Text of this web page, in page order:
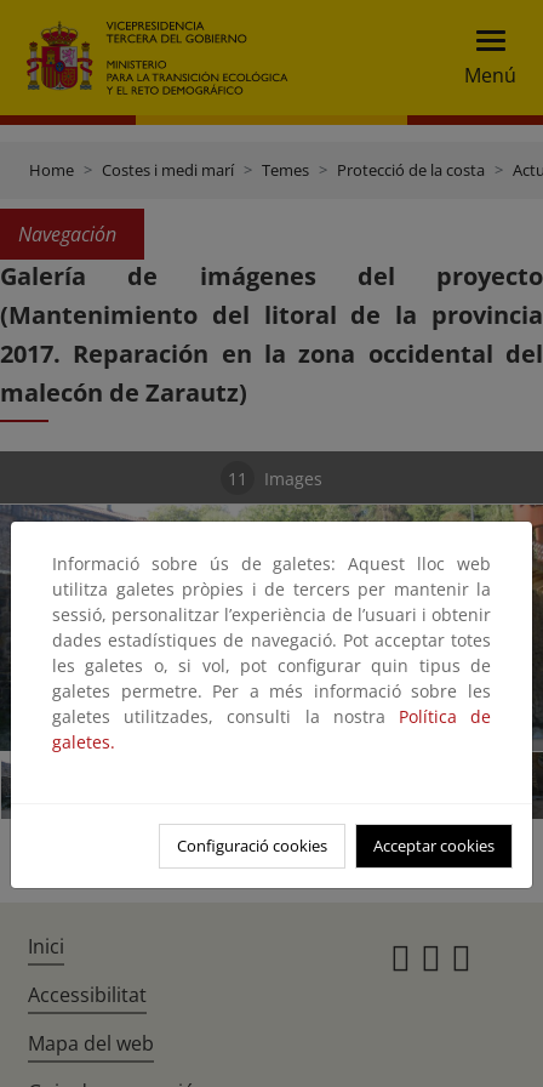
Menú
Home Costes i medi marí Temes Protecció de la costa
Navegación
Galería de imágenes del proyecto
(Mantenimiento del litoral de la provincia
2017. Reparación en la zona occidental del
malecón de Zarautz)
11 Images
1/11
Informació sobre ús de galetes: Aquest lloc web
utilitza galetes pròpies i de tercers per mantenir la
sessió, personalitzar l’experiència de l’usuari i obtenir
dades estadístiques de navegació. Pot acceptar totes
les galetes o, si vol, pot configurar quin tipus de
galetes permetre. Per a més informació sobre les
galetes utilitzades, consulti la nostra Política de
galetes.
Configuració cookies Acceptar cookies
Inici
Accessibilitat
Mapa del web